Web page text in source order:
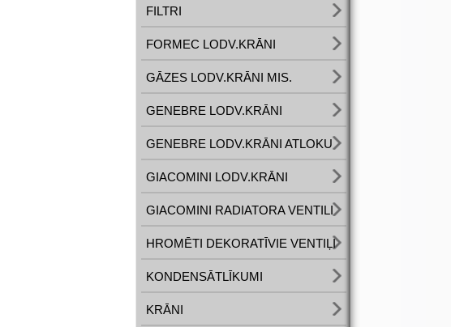
FILTRI
FORMEC LODV.KRĀNI
GĀZES LODV.KRĀNI MIS.
GENEBRE LODV.KRĀNI
GENEBRE LODV.KRĀNI ATLOKU
GIACOMINI LODV.KRĀNI
GIACOMINI RADIATORA VENTILI
HROMĒTI DEKORATĪVIE VENTIĻI
KONDENSĀTLĪKUMI
KRĀNI